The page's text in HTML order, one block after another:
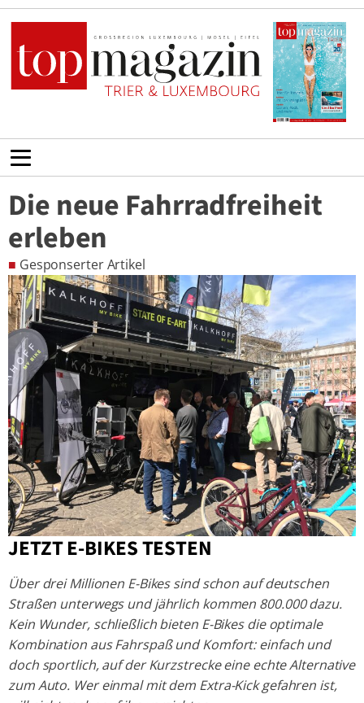
Die neue Fahrradfreiheit
erleben
■ Gesponserter Artikel
JETZT E-BIKES TESTEN
Über drei Millionen E-Bikes sind schon auf deutschen
Straßen unterwegs und jährlich kommen 800.000 dazu.
Kein Wunder, schließlich bieten E-Bikes die optimale
Kombination aus Fahrspaß und Komfort: einfach und
doch sportlich, auf der Kurzstrecke eine echte Alternative
zum Auto. Wer einmal mit dem Extra-Kick gefahren ist,